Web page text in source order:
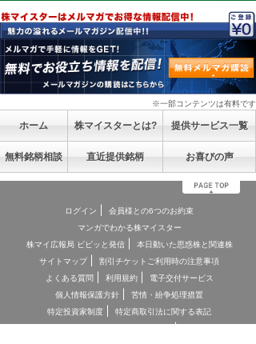
※一部コンテンツは有料です
ホーム 株マイスターとは? 提供サービス一覧
無料銘柄相談 直近提供銘柄 お喜びの声
ログイン
会員様との6つのお約束
マンガでわかる株マイスター
株マイ広報局 ビビッと発信
本日動いた思惑株と関連株
サイトマップ
割引チケットご利用時の注意事項
よくある質問
利用規約
電子交付サービス
個人情報保護方針
苦情・紛争処理措置
特定投資家制度
特定商取引法に関する表記